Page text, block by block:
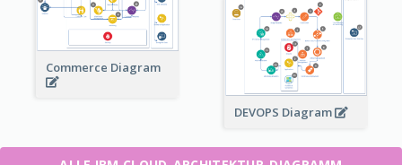
Commerce Diagram
DEVOPS Diagram